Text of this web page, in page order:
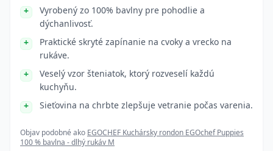
Vyrobený zo 100% bavlny pre pohodlie a
dýchanlivosť.
Praktické skryté zapínanie na cvoky a vrecko na
rukáve.
Veselý vzor šteniatok, ktorý rozveselí každú
kuchyňu.
Sieťovina na chrbte zlepšuje vetranie počas varenia.
Objav podobné ako EGOCHEF Kuchársky rondon EGOchef Puppies
100 % bavlna - dlhý rukáv M